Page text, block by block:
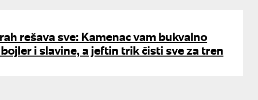
rešava sve: Kamenac vam bukvalno
i slavine, a jeftin trik čisti sve za tren